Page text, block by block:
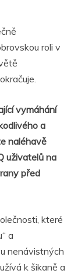
roli v
vymáhání
a
naléhavě
uživatelů na
před
které
a
nenávistných
k šikaně a